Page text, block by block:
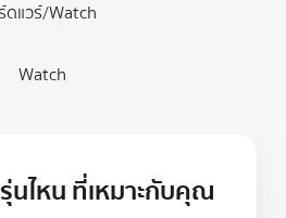
ดแวร์/Watch
Watch
นไหน ที่เหมาะกับคุณ